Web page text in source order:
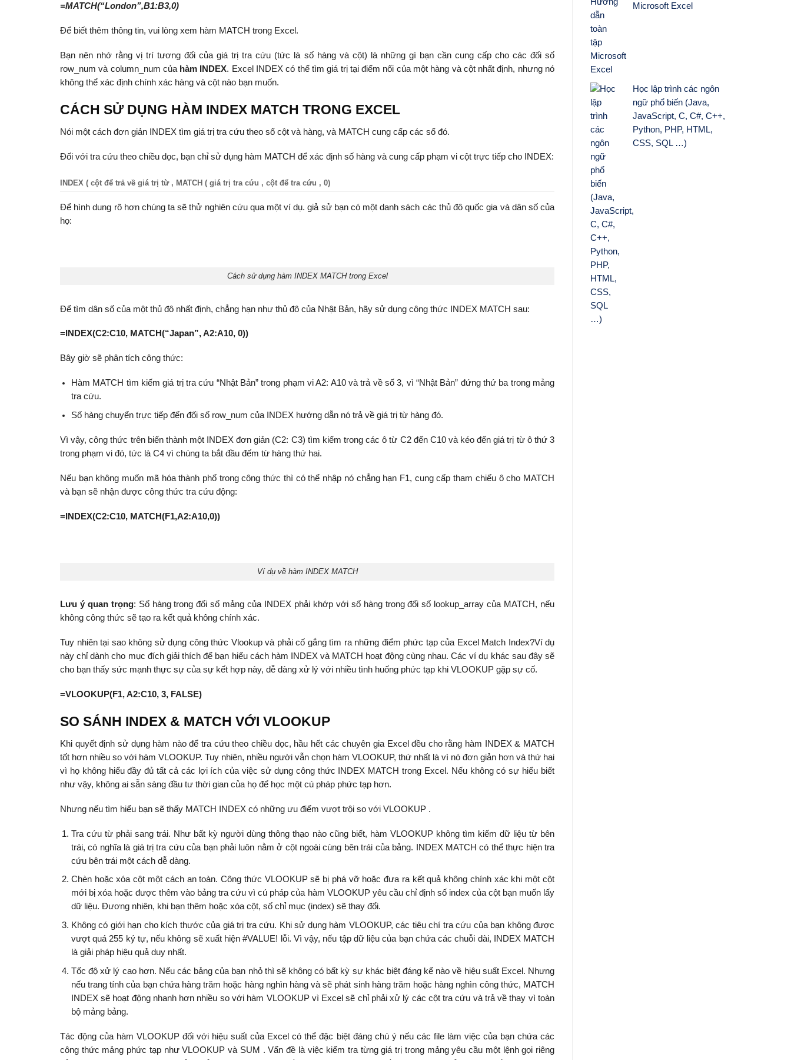
=MATCH(“London”,B1:B3,0)
Để biết thêm thông tin, vui lòng xem hàm MATCH trong Excel.
Bạn nên nhớ rằng vị trí tương đối của giá trị tra cứu (tức là số hàng và cột) là những gì bạn cần cung cấp cho các đối số
row_num và column_num của hàm INDEX. Excel INDEX có thể tìm giá trị tại điểm nối của một hàng và cột nhất định, nhưng nó
không thể xác định chính xác hàng và cột nào bạn muốn.
CÁCH SỬ DỤNG HÀM INDEX MATCH TRONG EXCEL
Nói một cách đơn giản INDEX tìm giá trị tra cứu theo số cột và hàng, và MATCH cung cấp các số đó.
Đối với tra cứu theo chiều dọc, bạn chỉ sử dụng hàm MATCH để xác định số hàng và cung cấp phạm vi cột trực tiếp cho INDEX:
INDEX ( cột để trả về giá trị từ , MATCH ( giá trị tra cứu , cột để tra cứu , 0)
Để hình dung rõ hơn chúng ta sẽ thử nghiên cứu qua một ví dụ. giả sử bạn có một danh sách các thủ đô quốc gia và dân số của
họ:
Cách sử dụng hàm INDEX MATCH trong Excel
Để tìm dân số của một thủ đô nhất định, chẳng hạn như thủ đô của Nhật Bản, hãy sử dụng công thức INDEX MATCH sau:
=INDEX(C2:C10, MATCH(“Japan”, A2:A10, 0))
Bây giờ sẽ phân tích công thức:
Hàm MATCH tìm kiếm giá trị tra cứu “Nhật Bản” trong phạm vi A2: A10 và trả về số 3, vì “Nhật Bản” đứng thứ ba trong mảng
tra cứu.
Số hàng chuyển trực tiếp đến đối số row_num của INDEX hướng dẫn nó trả về giá trị từ hàng đó.
Vì vậy, công thức trên biến thành một INDEX đơn giản (C2: C3) tìm kiếm trong các ô từ C2 đến C10 và kéo đến giá trị từ ô thứ 3
trong phạm vi đó, tức là C4 vì chúng ta bắt đầu đếm từ hàng thứ hai.
Nếu bạn không muốn mã hóa thành phố trong công thức thì có thể nhập nó chẳng hạn F1, cung cấp tham chiếu ô cho MATCH
và bạn sẽ nhận được công thức tra cứu động:
=INDEX(C2:C10, MATCH(F1,A2:A10,0))
Ví dụ về hàm INDEX MATCH
Lưu ý quan trọng: Số hàng trong đối số mảng của INDEX phải khớp với số hàng trong đối số lookup_array của MATCH, nếu
không công thức sẽ tạo ra kết quả không chính xác.
Tuy nhiên tại sao không sử dụng công thức Vlookup và phải cố gắng tìm ra những điểm phức tạp của Excel Match Index?Ví dụ
này chỉ dành cho mục đích giải thích để bạn hiểu cách hàm INDEX và MATCH hoạt động cùng nhau. Các ví dụ khác sau đây sẽ
cho bạn thấy sức mạnh thực sự của sự kết hợp này, dễ dàng xử lý với nhiều tình huống phức tạp khi VLOOKUP gặp sự cố.
=VLOOKUP(F1, A2:C10, 3, FALSE)
SO SÁNH INDEX & MATCH VỚI VLOOKUP
Khi quyết định sử dụng hàm nào để tra cứu theo chiều dọc, hầu hết các chuyên gia Excel đều cho rằng hàm INDEX & MATCH
tốt hơn nhiều so với hàm VLOOKUP. Tuy nhiên, nhiều người vẫn chọn hàm VLOOKUP, thứ nhất là vì nó đơn giản hơn và thứ hai
vì họ không hiểu đầy đủ tất cả các lợi ích của việc sử dụng công thức INDEX MATCH trong Excel. Nếu không có sự hiểu biết
như vậy, không ai sẵn sàng đầu tư thời gian của họ để học một cú pháp phức tạp hơn.
Nhưng nếu tìm hiểu bạn sẽ thấy MATCH INDEX có những ưu điểm vượt trội so với VLOOKUP .
Tra cứu từ phải sang trái. Như bất kỳ người dùng thông thạo nào cũng biết, hàm VLOOKUP không tìm kiếm dữ liệu từ bên
trái, có nghĩa là giá trị tra cứu của bạn phải luôn nằm ở cột ngoài cùng bên trái của bảng. INDEX MATCH có thể thực hiện tra
cứu bên trái một cách dễ dàng.
Chèn hoặc xóa cột một cách an toàn. Công thức VLOOKUP sẽ bị phá vỡ hoặc đưa ra kết quả không chính xác khi một cột
mới bị xóa hoặc được thêm vào bảng tra cứu vì cú pháp của hàm VLOOKUP yêu cầu chỉ định số index của cột bạn muốn lấy
dữ liệu. Đương nhiên, khi bạn thêm hoặc xóa cột, số chỉ mục (index) sẽ thay đổi.
Không có giới hạn cho kích thước của giá trị tra cứu. Khi sử dụng hàm VLOOKUP, các tiêu chí tra cứu của bạn không được
vượt quá 255 ký tự, nếu không sẽ xuất hiện #VALUE! lỗi. Vì vậy, nếu tập dữ liệu của bạn chứa các chuỗi dài, INDEX MATCH
là giải pháp hiệu quả duy nhất.
Tốc độ xử lý cao hơn. Nếu các bảng của bạn nhỏ thì sẽ không có bất kỳ sự khác biệt đáng kể nào về hiệu suất Excel. Nhưng
nếu trang tính của bạn chứa hàng trăm hoặc hàng nghìn hàng và sẽ phát sinh hàng trăm hoặc hàng nghìn công thức, MATCH
INDEX sẽ hoạt động nhanh hơn nhiều so với hàm VLOOKUP vì Excel sẽ chỉ phải xử lý các cột tra cứu và trả về thay vì toàn
bộ mảng bảng.
Tác động của hàm VLOOKUP đối với hiệu suất của Excel có thể đặc biệt đáng chú ý nếu các file làm việc của bạn chứa các
công thức mảng phức tạp như VLOOKUP và SUM . Vấn đề là việc kiểm tra từng giá trị trong mảng yêu cầu một lệnh gọi riêng
Microsoft Excel
Học lập trình các ngôn
ngữ phổ biến (Java,
JavaScript, C, C#, C++,
Python, PHP, HTML,
CSS, SQL …)